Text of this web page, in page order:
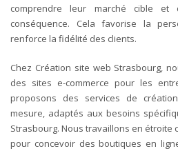
comprendre leur marché cible et
conséquence. Cela favorise la
renforce la fidélité des clients.
Chez Création site web Strasbourg,
des sites e-commerce pour les
proposons des services de
mesure, adaptés aux besoins
Strasbourg. Nous travaillons en étroite
pour concevoir des boutiques en